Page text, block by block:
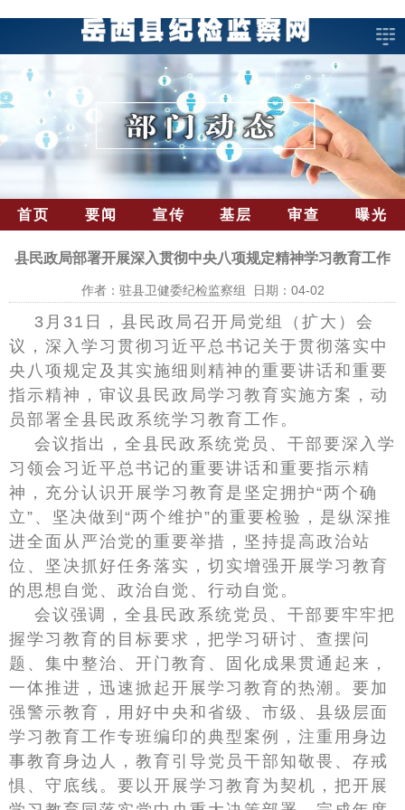
首页 要闻 宣传 基层 审查 曝光
县民政局部署开展深入贯彻中央八项规定精神学习教育工作
作者：驻县卫健委纪检监察组 日期：04-02
3月31日，县民政局召开局党组（扩大）会
议，深入学习贯彻习近平总书记关于贯彻落实中
央八项规定及其实施细则精神的重要讲话和重要
指示精神，审议县民政局学习教育实施方案，动
员部署全县民政系统学习教育工作。
会议指出，全县民政系统党员、干部要深入学
习领会习近平总书记的重要讲话和重要指示精
神，充分认识开展学习教育是坚定拥护“两个确
立”、坚决做到“两个维护”的重要检验，是纵深推
进全面从严治党的重要举措，坚持提高政治站
位、坚决抓好任务落实，切实增强开展学习教育
的思想自觉、政治自觉、行动自觉。
会议强调，全县民政系统党员、干部要牢牢把
握学习教育的目标要求，把学习研讨、查摆问
题、集中整治、开门教育、固化成果贯通起来，
一体推进，迅速掀起开展学习教育的热潮。要加
强警示教育，用好中央和省级、市级、县级层面
学习教育工作专班编印的典型案例，注重用身边
事教育身边人，教育引导党员干部知敬畏、存戒
惧、守底线。要以开展学习教育为契机，把开展